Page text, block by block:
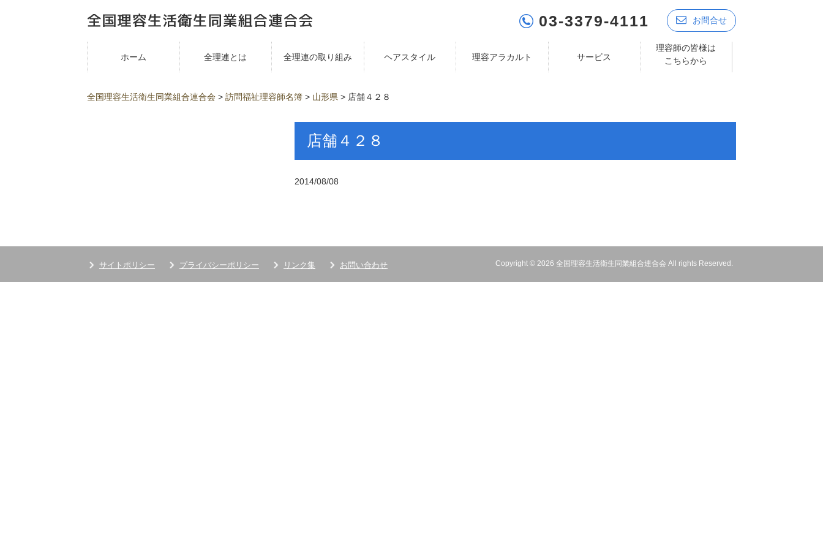
03-3379-4111 お問合せ
ホーム 全理連とは 全理連の取り組み ヘアスタイル 理容アラカルト サービス
理容師の皆様は
こちらから
全国理容生活衛生同業組合連合会 > 訪問福祉理容師名簿 > 山形県 > 店舗４２８
店舗４２８
2014/08/08
サイトポリシー プライバシーポリシー リンク集 お問い合わせ Copyright © 2026 全国理容生活衛生同業組合連合会 All rights Reserved.